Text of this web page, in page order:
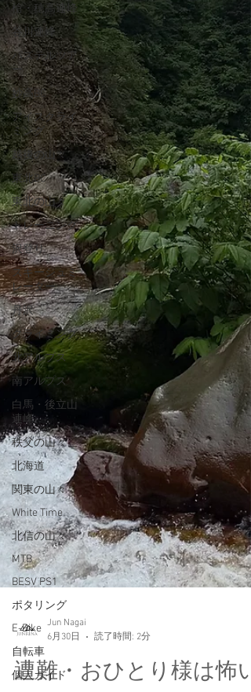
槍・穂高連峰
谷川連峰
パステルツア
ー
妙高BC
アイスクライ
ミング
越後の山々
東北BC
東北の山々
トレーニング
沢登り
スキーシュミ
レーター
丹沢
クライミング
北アルプス
南アルプス
白馬・後立山
連峰
秩父の山々
北海道
関東の山々
White Time
北信の山々
MTB
BESV PS1
ポタリング
E-Bike
自転車
個人ガイドJun Nagai
6月30日
読了時間: 2分